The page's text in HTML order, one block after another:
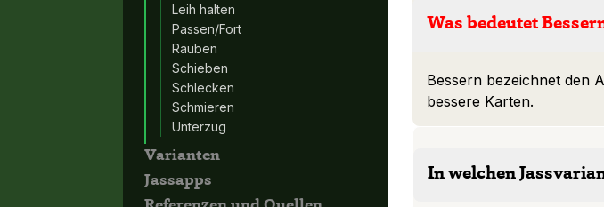
Leih halten
Passen/Fort
Rauben
Schieben
Schlecken
Schmieren
Unterzug
Varianten
Jassapps
Was bedeutet
Bessern bezeichnet den
bessere Karten.
In welchen